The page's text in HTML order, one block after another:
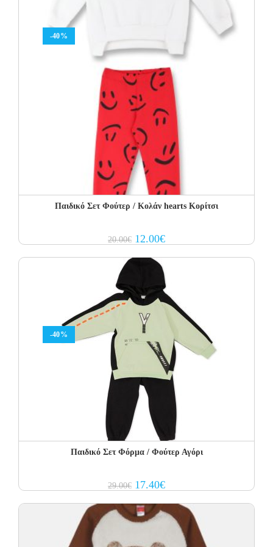
-40%
Παιδικό Σετ Φούτερ / Κολάν hearts Κορίτσι
20.00€ Original
price
20.00€.
12.00€Current
price
-40%
Παιδικό Σετ Φόρμα / Φούτερ Αγόρι
29.00€ Original
price
29.00€.
17.40€Current
price
17.40€.